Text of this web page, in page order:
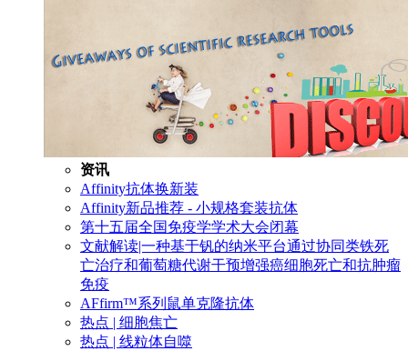
资讯
Affinity抗体换新装
Affinity新品推荐 - 小规格套装抗体
第十五届全国免疫学学术大会闭幕
文献解读|一种基于钒的纳米平台通过协同类铁死
亡治疗和葡萄糖代谢干预增强癌细胞死亡和抗肿瘤
免疫
AFfirm™系列鼠单克隆抗体
热点 | 细胞焦亡
热点 | 线粒体自噬